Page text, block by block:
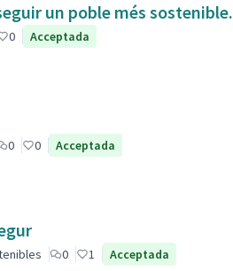
un poble més sostenible.
0 Acceptada
0 0 Acceptada
0 1 Acceptada